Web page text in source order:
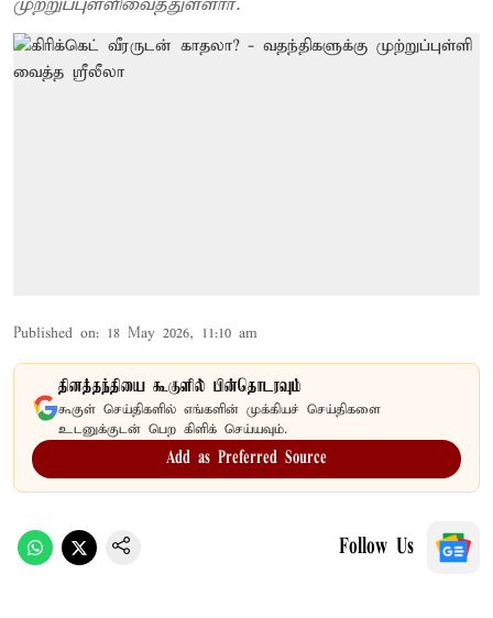
முற்றுப்புள்ளிவைத்துள்ளார்.
Published on: 18 May 2026, 11:10 am
தினத்தந்தியை கூகுளில் பின்தொடரவும்
கூகுள் செய்திகளில் எங்களின் முக்கியச் செய்திகளை
உடனுக்குடன் பெற கிளிக் செய்யவும்.
Add as Preferred Source
Follow Us